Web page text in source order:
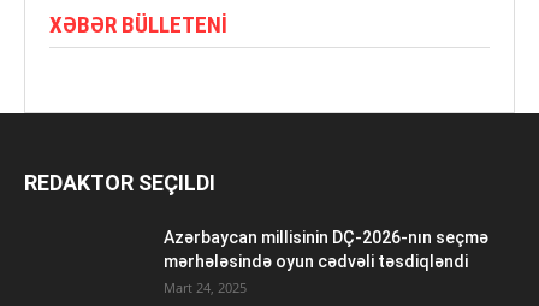
XƏBƏR BÜLLETENI
REDAKTOR SEÇILDI
Azərbaycan millisinin DÇ-2026-nın seçmə
mərhələsində oyun cədvəli təsdiqləndi
Mart 24, 2025